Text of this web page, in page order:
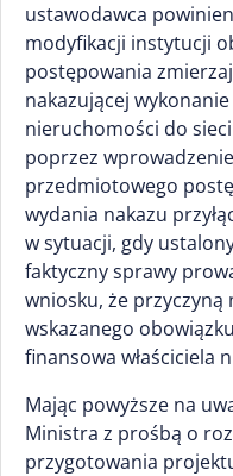
ustawodawca
modyfikacji instytucji
postępowania
nakazującej
nieruchomości do
poprzez
przedmiotowego
wydania nakazu
w sytuacji, gdy
faktyczny sprawy
wniosku, że przyczyną
wskazanego
finansowa właściciela
Mając powyższe na
Ministra z prośbą o
przygotowania